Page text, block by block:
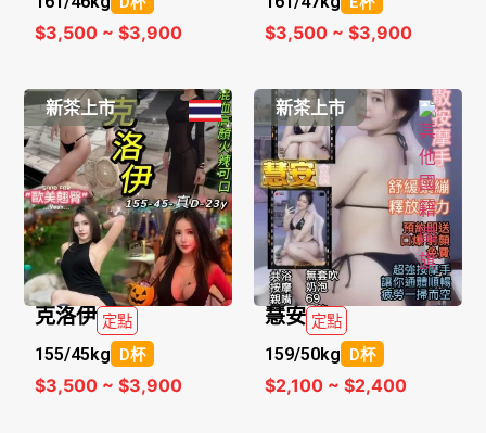
$3,500 ~ $3,900 $3,500 ~ $3,900
新茶上市
克洛伊 定點
155/45kg D杯
$3,500 ~ $3,900
新茶上市
慧安 定點
159/50kg D杯
$2,100 ~ $2,400